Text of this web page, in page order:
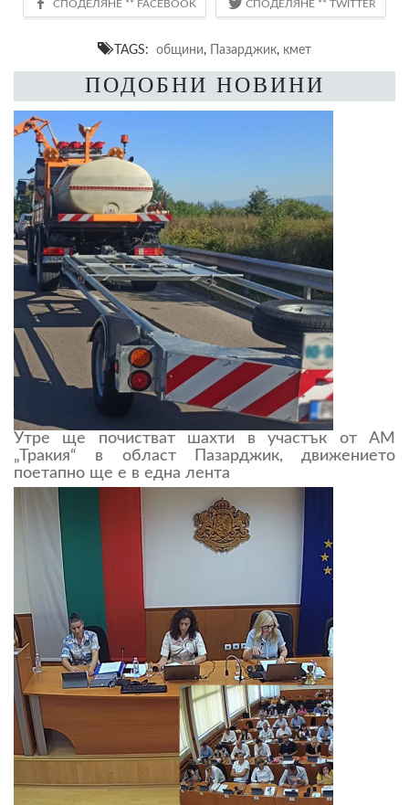
TAGS: общини, Пазарджик, кмет
ПОДОБНИ НОВИНИ
Утре ще почистват шахти в участък от АМ
„Тракия“ в област Пазарджик, движението
поетапно ще е в една лента